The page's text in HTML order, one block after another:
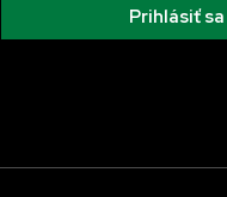
Prihlásiť sa